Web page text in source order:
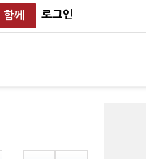
함께 로그인